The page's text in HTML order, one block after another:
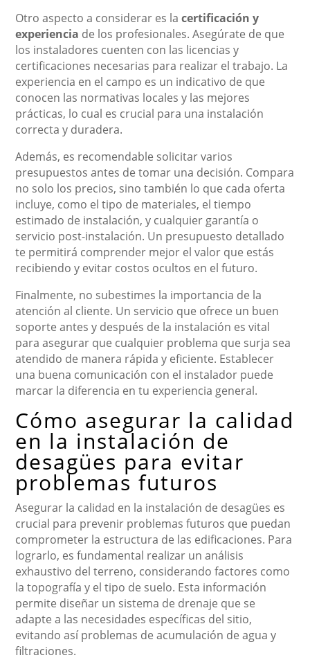
Otro aspecto a considerar es lacertificación y
experiencia de los profesionales. Asegúrate de que
los instaladores cuenten con las licencias y
certificaciones necesarias para realizar el trabajo. La
experiencia en el campo es un indicativo de que
conocen las normativas locales y las mejores
prácticas, lo cual es crucial para una instalación
correcta y duradera.
Además, es recomendable solicitar varios
presupuestos antes de tomar una decisión. Compara
no solo los precios, sino también lo que cada oferta
incluye, como el tipo de materiales, el tiempo
estimado de instalación, y cualquier garantía o
servicio post-instalación. Un presupuesto detallado
te permitirá comprender mejor el valor que estás
recibiendo y evitar costos ocultos en el futuro.
Finalmente, no subestimes la importancia de la
atención al cliente. Un servicio que ofrece un buen
soporte antes y después de la instalación es vital
para asegurar que cualquier problema que surja sea
atendido de manera rápida y eficiente. Establecer
una buena comunicación con el instalador puede
marcar la diferencia en tu experiencia general.
Cómo asegurar la calidad
en la instalación de
desagües para evitar
problemas futuros
Asegurar la calidad en la instalación de desagües es
crucial para prevenir problemas futuros que puedan
comprometer la estructura de las edificaciones. Para
lograrlo, es fundamental realizar un análisis
exhaustivo del terreno, considerando factores como
la topografía y el tipo de suelo. Esta información
permite diseñar un sistema de drenaje que se
adapte a las necesidades específicas del sitio,
evitando así problemas de acumulación de agua y
filtraciones.